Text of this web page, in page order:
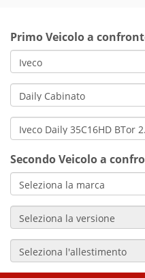
Primo Veicolo a
Secondo Veicolo a